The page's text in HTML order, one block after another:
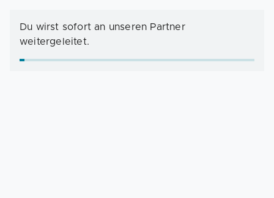
Du wirst sofort an unseren Partner
weitergeleitet.